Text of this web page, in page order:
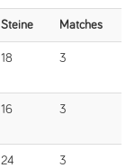
Steine Matches
18 3
16 3
24 3